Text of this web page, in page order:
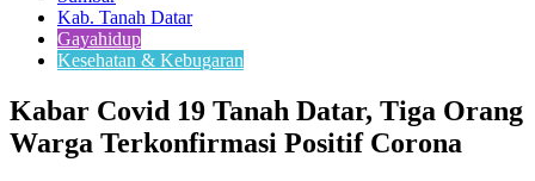
Kab. Tanah Datar
Gayahidup
Kesehatan & Kebugaran
Kabar Covid 19 Tanah Datar, Tiga Orang
Warga Terkonfirmasi Positif Corona